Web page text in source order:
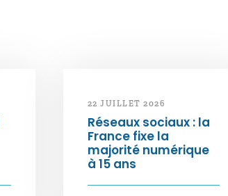
22 JUILLET 2026
Réseaux sociaux : la
France fixe la
majorité numérique
à 15 ans